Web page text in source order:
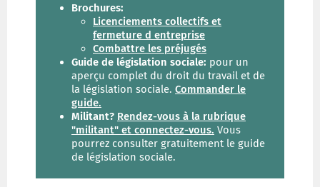
Brochures:
Licenciements collectifs et
fermeture d entreprise
Combattre les préjugés
Guide de législation sociale: pour un
aperçu complet du droit du travail et de
la législation sociale. Commander le
guide.
Militant? Rendez-vous à la rubrique
"militant" et connectez-vous. Vous
pourrez consulter gratuitement le guide
de législation sociale.